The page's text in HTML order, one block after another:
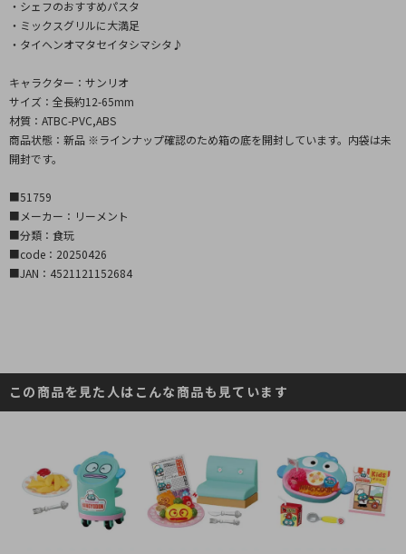
・シェフのおすすめパスタ
・ミックスグリルに大満足
・タイヘンオマタセイタシマシタ♪
キャラクター：サンリオ
サイズ：全長約12-65mm
材質：ATBC-PVC,ABS
商品状態：新品 ※ラインナップ確認のため箱の底を開封しています。内袋は未
開封です。
■51759
■メーカー：リーメント
■分類：食玩
■code：20250426
■JAN：4521121152684
この商品を見た人はこんな商品も見ています